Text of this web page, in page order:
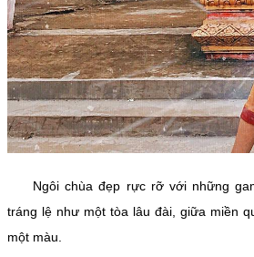
Ngôi chùa đẹp rực rỡ với những
tráng lệ như một tòa lâu đài, giữa miền
một màu.